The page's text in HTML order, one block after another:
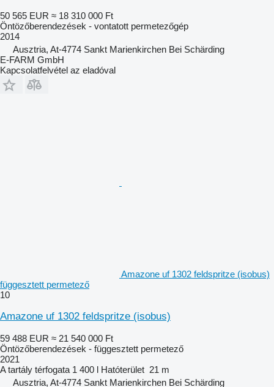
50 565 EUR ≈ 18 310 000 Ft
Öntözőberendezések - vontatott permetezőgép
2014
Ausztria, At-4774 Sankt Marienkirchen Bei Schärding
E-FARM GmbH
Kapcsolatfelvétel az eladóval
Amazone uf 1302 feldspritze (isobus)
függesztett permetező
10
Amazone uf 1302 feldspritze (isobus)
59 488 EUR ≈ 21 540 000 Ft
Öntözőberendezések - függesztett permetező
2021
A tartály térfogata 1 400 l Hatóterület 21 m
Ausztria, At-4774 Sankt Marienkirchen Bei Schärding